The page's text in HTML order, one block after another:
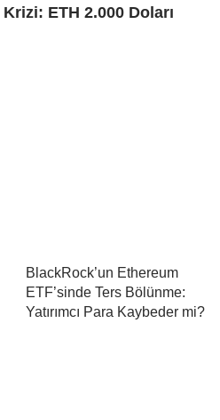
ETH 2.000 Doları
BlackRock’un Ethereum
ETF’sinde Ters Bölünme:
Yatırımcı Para Kaybeder mi?